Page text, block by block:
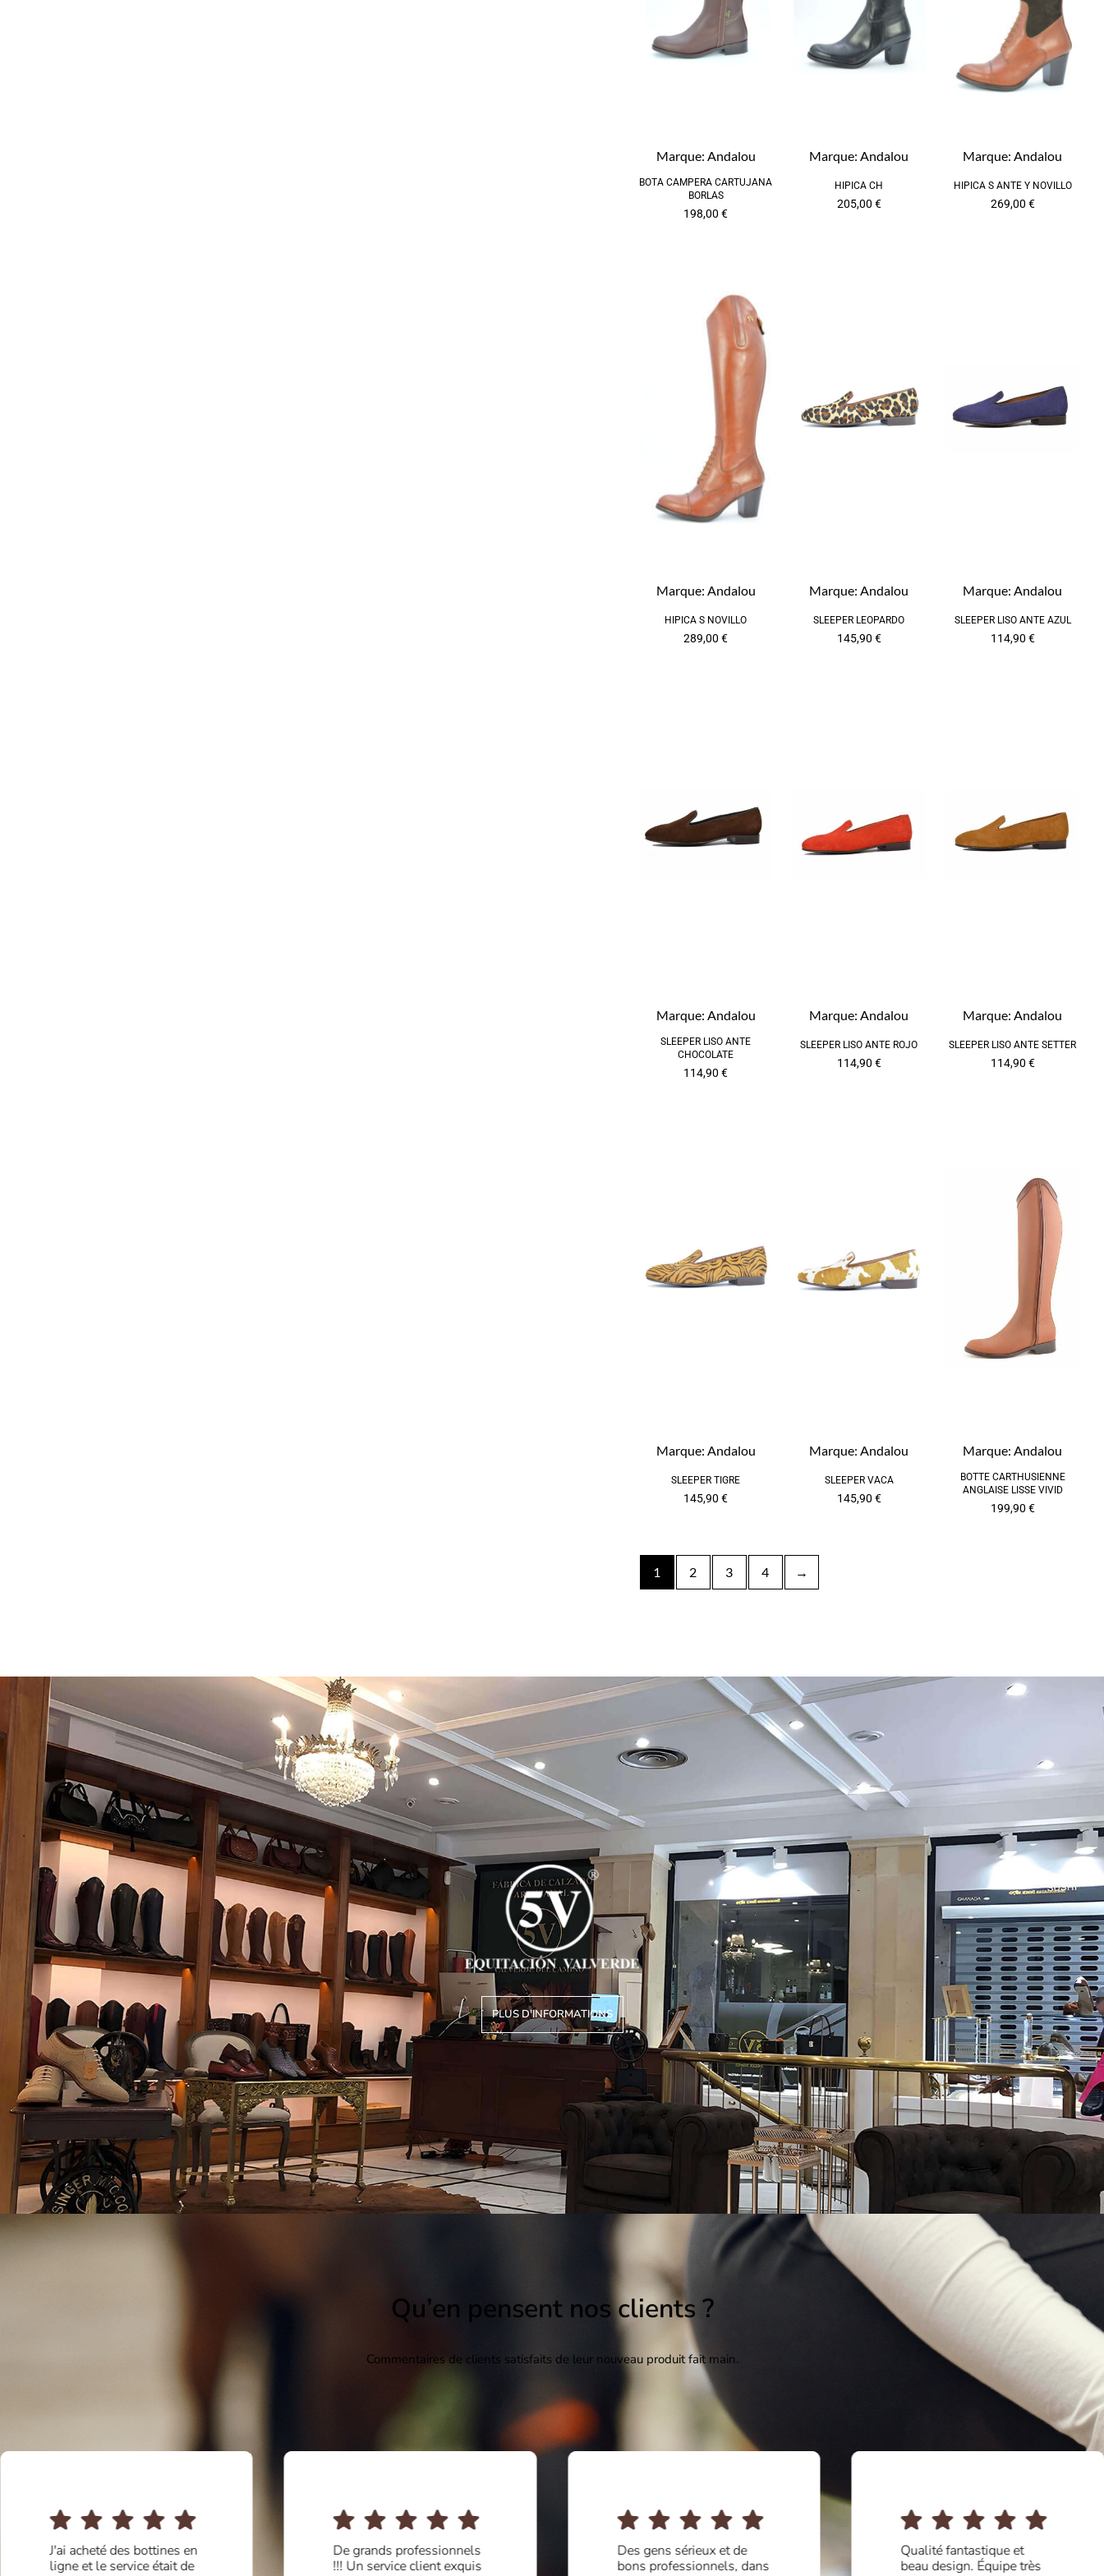
Marque: Andalou
BOTA CAMPERA CARTUJANA
BORLAS
198,00 €
Marque:Andalou
HIPICA CH
205,00 €
Marque:Andalou
HIPICA S ANTE Y NOVILLO
269,00 €
Marque: Andalou
HIPICA S NOVILLO
289,00 €
Marque:Andalou
SLEEPER LEOPARDO
145,90 €
Marque:Andalou
SLEEPER LISO ANTE AZUL
114,90 €
Marque: Andalou
SLEEPER LISO ANTE
CHOCOLATE
114,90 €
Marque:Andalou
SLEEPER LISO ANTE ROJO
114,90 €
Marque:Andalou
SLEEPER LISO ANTE SETTER
114,90 €
Marque: Andalou
SLEEPER TIGRE
145,90 €
Marque: Andalou
SLEEPER VACA
145,90 €
Marque: Andalou
BOTTE CARTHUSIENNE
ANGLAISE LISSE VIVID
199,90 €
1 2 3 4 →
PLUS D'INFORMATIONS
Qu’en pensent nos clients ?
Commentaires de clients satisfaits de leur nouveau produit fait main.
J'ai acheté des bottines en
ligne et le service était de
De grands professionnels
!!! Un service client exquis
Des gens sérieux et de
bons professionnels, dans
Qualité fantastique et
beau design. Équipe très